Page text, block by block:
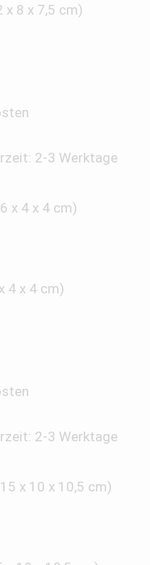
8 x 7,5 cm)
2-3 Werktage
4 x 4 cm)
2-3 Werktage